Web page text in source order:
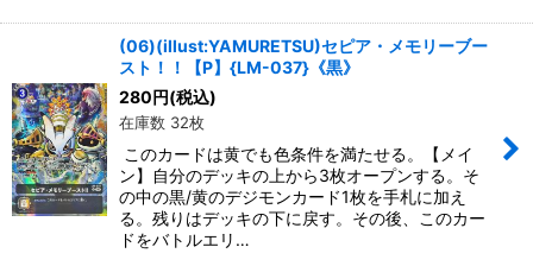
(06)(illust:YAMURETSU)セピア・メモリーブー
スト！！【P】{LM-037}《黒》
280 円(税込)
在庫数 32枚
このカードは黄でも色条件を満たせる。【メイ
ン】自分のデッキの上から3枚オープンする。そ
の中の黒/黄のデジモンカード1枚を手札に加え
る。残りはデッキの下に戻す。その後、このカー
ドをバトルエリ…